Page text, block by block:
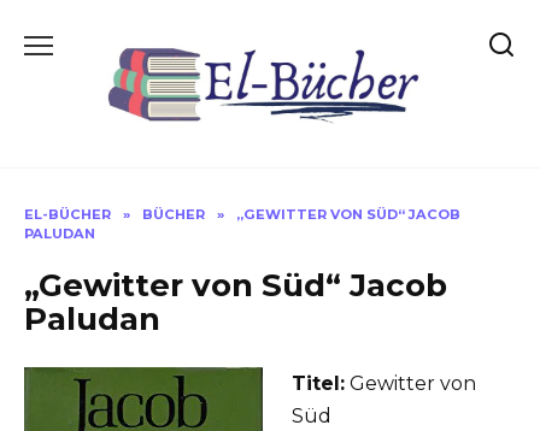
EL-BÜCHER » BÜCHER »
„GEWITTER VON SÜD“ JACOB
PALUDAN
„Gewitter von Süd“ Jacob
Paludan
Titel: Gewitter von
Süd